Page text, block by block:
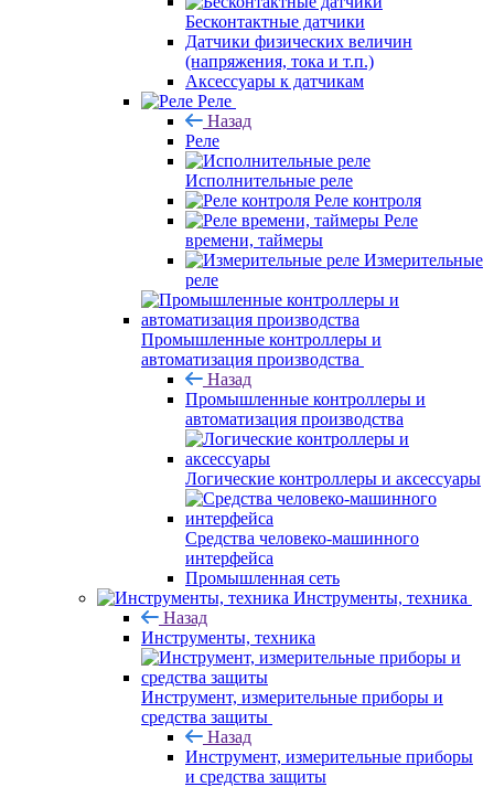
Бесконтактные датчики
Датчики физических величин
(напряжения, тока и т.п.)
Аксессуары к датчикам
Реле
Назад
Реле
Исполнительные реле
Реле контроля
Реле
времени, таймеры
Измерительные
реле
Промышленные контроллеры и
автоматизация производства
Назад
Промышленные контроллеры и
автоматизация производства
Логические контроллеры и аксессуары
Средства человеко-машинного
интерфейса
Промышленная сеть
Инструменты, техника
Назад
Инструменты, техника
Инструмент, измерительные приборы и
средства защиты
Назад
Инструмент, измерительные приборы
и средства защиты